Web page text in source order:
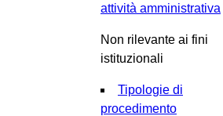
attività amministrativa
Non rilevante ai fini
istituzionali
Tipologie di
procedimento